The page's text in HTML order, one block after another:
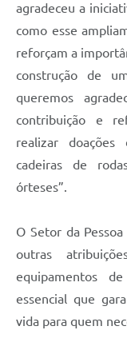
agradeceu a
como esse
reforçam a
construção de
queremos
contribuição e
realizar
cadeiras de
órteses”.
O Setor da
outras
equipamentos
essencial que
vida para quem